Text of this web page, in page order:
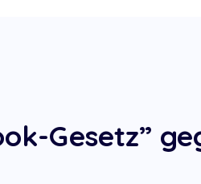
Gesetz”